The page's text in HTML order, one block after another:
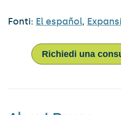
Fonti: El español,
Richiedi una